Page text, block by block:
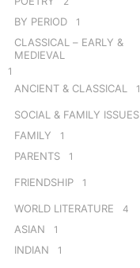
BY PERIOD 1
CLASSICAL – EARLY &
MEDIEVAL
1
ANCIENT & CLASSICAL 1
SOCIAL & FAMILY ISSUES
FAMILY 1
PARENTS 1
FRIENDSHIP 1
WORLD LITERATURE 4
ASIAN 1
INDIAN 1